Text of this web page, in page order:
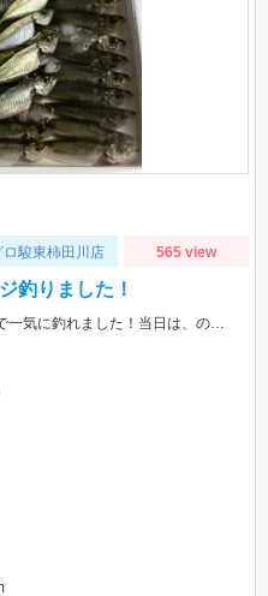
ロ駿東柿田川店 565 view
釣りました！
アジの群れが回遊してきたタイミングで一気に釣れました！当日は、のべ竿と豆アジマッチ・スピード餌つけ器仕掛・生アミエビなどを使用しました。